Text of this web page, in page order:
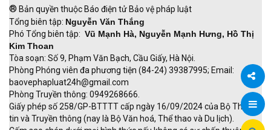
Chia
® Bản quyền thuộc Báo điện tử Bảo vệ pháp luật
Tổng biên tập: Nguyễn Văn Thắng
Phó Tổng biên tập: Vũ Mạnh Hà, Nguyễn Mạnh Hưng, Hồ Thị
Kim Thoan
Tòa soạn: Số 9, Phạm Văn Bạch, Cầu Giấy, Hà Nội.
Phòng Phóng viên đa phương tiện (84-24) 39387995; Email:
baovephapluat24h@gmail.com
Phòng Truyền thông: 0949268666.
Giấy phép số 258/GP-BTTTT cấp ngày 16/09/2024 của Bộ Thông
tin và Truyền thông (nay là Bộ Văn hoá, Thể thao và Du lịch).